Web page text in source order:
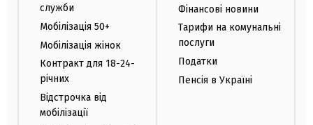
служби
Мобілізація 50+
Мобілізація жінок
Контракт для 18-24-
річних
Відстрочка від
мобілізації
Фінансові новини
Тарифи на комунальні
послуги
Податки
Пенсія в Україні